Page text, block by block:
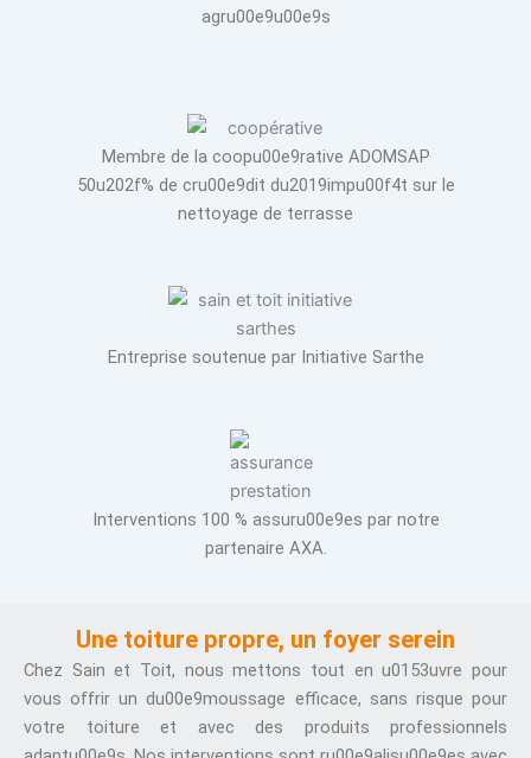
agru00e9u00e9s
Membre de la coopu00e9rative ADOMSAP
50u202f% de cru00e9dit du2019impu00f4t sur le
nettoyage de terrasse
Entreprise soutenue par Initiative Sarthe
Interventions 100 % assuru00e9es par notre
partenaire AXA.
Une toiture propre, un foyer serein
Chez Sain et Toit, nous mettons tout en u0153uvre pour
vous offrir un du00e9moussage efficace, sans risque pour
votre toiture et avec des produits professionnels